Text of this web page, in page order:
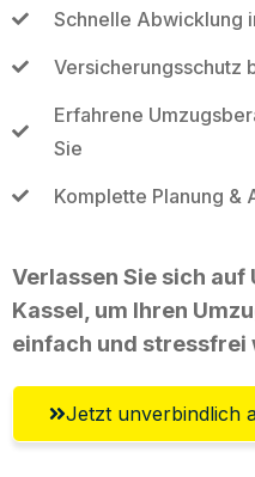
Schnelle Abwicklung
Versicherungsschutz
Erfahrene
Sie
Komplette Planung &
Verlassen Sie sich
Kassel, um Ihren
einfach und stressfrei
Jetzt unverbindlich